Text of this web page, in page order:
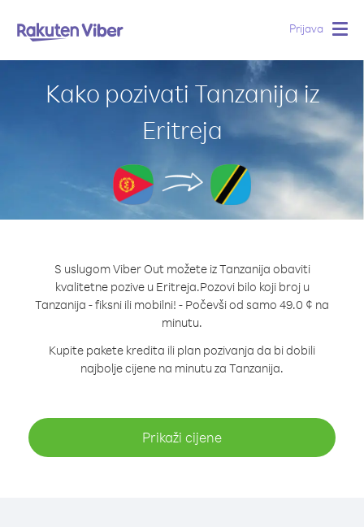
Prijava
Kako pozivati Tanzanija iz
Eritreja
S uslugom Viber Out možete iz Tanzanija obaviti
kvalitetne pozive u Eritreja.Pozovi bilo koji broj u
Tanzanija - fiksni ili mobilni! - Počevši od samo 49.0 ¢ na
minutu.
Kupite pakete kredita ili plan pozivanja da bi dobili
najbolje cijene na minutu za Tanzanija.
Prikaži cijene